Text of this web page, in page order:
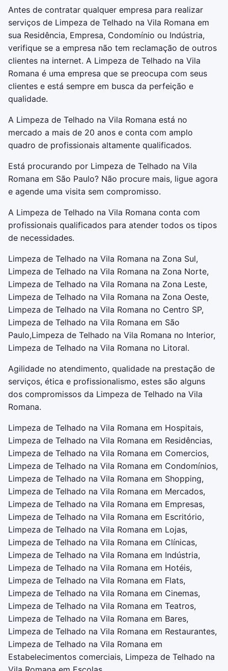
Antes de contratar qualquer empresa para realizar
serviços de Limpeza de Telhado na Vila Romana em
sua Residência, Empresa, Condomínio ou Indústria,
verifique se a empresa não tem reclamação de outros
clientes na internet. A Limpeza de Telhado na Vila
Romana é uma empresa que se preocupa com seus
clientes e está sempre em busca da perfeição e
qualidade.
A Limpeza de Telhado na Vila Romana está no
mercado a mais de 20 anos e conta com amplo
quadro de profissionais altamente qualificados.
Está procurando por Limpeza de Telhado na Vila
Romana em São Paulo? Não procure mais, ligue agora
e agende uma visita sem compromisso.
A Limpeza de Telhado na Vila Romana conta com
profissionais qualificados para atender todos os tipos
de necessidades.
Limpeza de Telhado na Vila Romana na Zona Sul,
Limpeza de Telhado na Vila Romana na Zona Norte,
Limpeza de Telhado na Vila Romana na Zona Leste,
Limpeza de Telhado na Vila Romana na Zona Oeste,
Limpeza de Telhado na Vila Romana no Centro SP,
Limpeza de Telhado na Vila Romana em São
Paulo,Limpeza de Telhado na Vila Romana no Interior,
Limpeza de Telhado na Vila Romana no Litoral.
Agilidade no atendimento, qualidade na prestação de
serviços, ética e profissionalismo, estes são alguns
dos compromissos da Limpeza de Telhado na Vila
Romana.
Limpeza de Telhado na Vila Romana em Hospitais,
Limpeza de Telhado na Vila Romana em Residências,
Limpeza de Telhado na Vila Romana em Comercios,
Limpeza de Telhado na Vila Romana em Condomínios,
Limpeza de Telhado na Vila Romana em Shopping,
Limpeza de Telhado na Vila Romana em Mercados,
Limpeza de Telhado na Vila Romana em Empresas,
Limpeza de Telhado na Vila Romana em Escritório,
Limpeza de Telhado na Vila Romana em Lojas,
Limpeza de Telhado na Vila Romana em Clínicas,
Limpeza de Telhado na Vila Romana em Indústria,
Limpeza de Telhado na Vila Romana em Hotéis,
Limpeza de Telhado na Vila Romana em Flats,
Limpeza de Telhado na Vila Romana em Cinemas,
Limpeza de Telhado na Vila Romana em Teatros,
Limpeza de Telhado na Vila Romana em Bares,
Limpeza de Telhado na Vila Romana em Restaurantes,
Limpeza de Telhado na Vila Romana em
Estabelecimentos comerciais, Limpeza de Telhado na